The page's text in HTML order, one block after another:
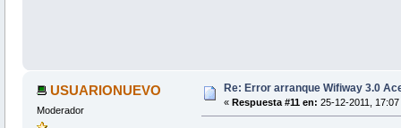
USUARIONUEVO
Moderador
Re: Error arranque Wifiway 3.0
« Respuesta #11 en: 25-12-2011,